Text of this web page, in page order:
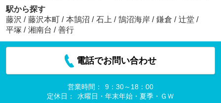
駅から探す
藤沢 / 藤沢本町 / 本鵠沼 / 石上 / 鵠沼海岸 / 鎌倉 / 辻堂 /
平塚 / 湘南台 / 善行
電話でお問い合わせ
営業時間：
9：30～18：00
定休日：
水曜日・年末年始・夏季・ＧＷ